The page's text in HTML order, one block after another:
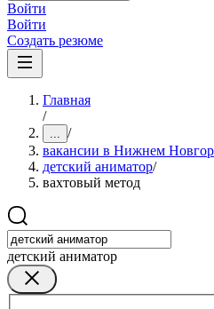
Войти
Войти
Создать резюме
Главная
/
... /
вакансии в Нижнем
детский аниматор/
вахтовый метод
детский аниматор